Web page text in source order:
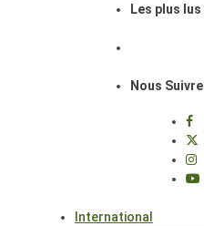
Les plus lus
Nous Suivre
International